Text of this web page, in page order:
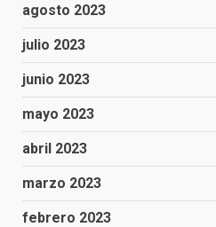
agosto 2023
julio 2023
junio 2023
mayo 2023
abril 2023
marzo 2023
febrero 2023